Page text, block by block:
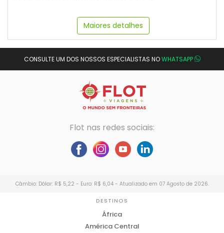
Maiores detalhes
CONSULTE UM DOS NOSSOS ESPECIALISTAS NOWHATSAPP
Flot nas redes sociais:
Câmbio: Dólar: R$ 5,22 - Euro: R$ 6,04 - Atualizado em 07 Agosto de 2026.
DESTINOS
África
América Central